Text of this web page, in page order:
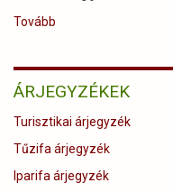
Tovább
Erdő
Vadgazdaság
nyugalmazott
90.
ÁRJEGYZÉKEK
Turisztikai árjegyzék
Tűzifa árjegyzék
Iparifa árjegyzék